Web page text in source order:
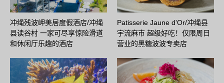
冲绳残波岬美居度假酒店/冲绳
县读谷村 一家可尽享惊险滑道
和休闲厅乐趣的酒店
Patisserie Jaune d'Or/冲绳县
宇流麻市 超级好吃！仅限周日
营业的黑糖波波专卖店